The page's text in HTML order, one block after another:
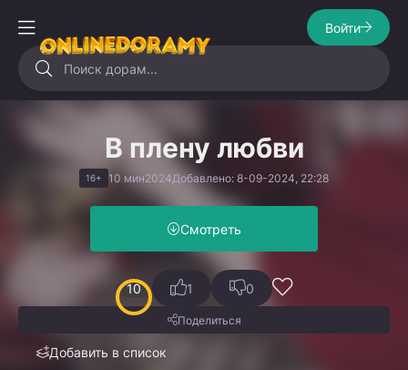
Войти
В плену любви
16+ 10 мин2024Добавлено: 8-09-2024, 22:28
Смотреть
10
Добавить в список
1 0
Поделиться